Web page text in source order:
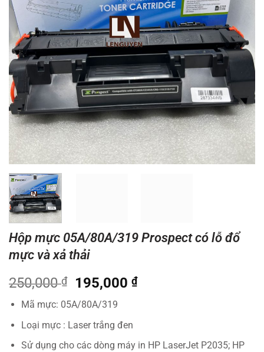
Hộp mực 05A/80A/319 Prospect có lỗ đổ
mực và xả thải
250,000₫
Giá
gốc
là:
250,000 ₫.
195,000₫Giá
195,000 ₫.
Mã mực: 05A/80A/319
Loại mực : Laser trắng đen
Sử dụng cho các dòng máy in HP LaserJet P2035; HP